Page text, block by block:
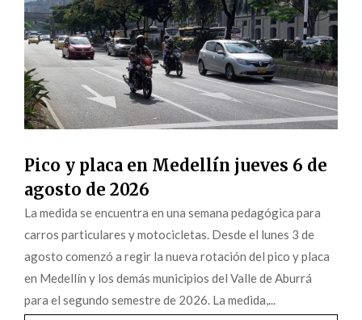
Pico y placa en Medellín jueves 6 de
agosto de 2026
La medida se encuentra en una semana pedagógica para
carros particulares y motocicletas. Desde el lunes 3 de
agosto comenzó a regir la nueva rotación del pico y placa
en Medellín y los demás municipios del Valle de Aburrá
para el segundo semestre de 2026. La medida,...